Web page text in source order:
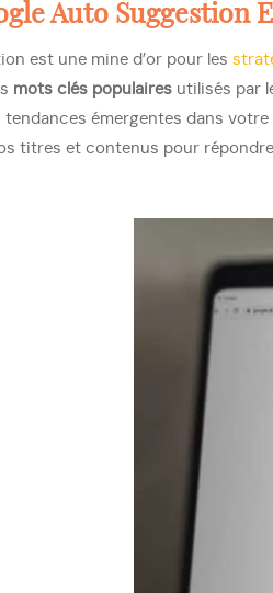
Auto Suggestion
est une mine d’or pour les
mots clés populaires utilisés par
tendances émergentes dans votre
titres et contenus pour